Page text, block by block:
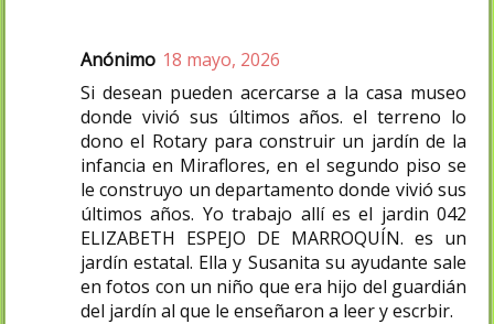
Anónimo 18 mayo, 2026
Si desean pueden acercarse a la casa museo
donde vivió sus últimos años. el terreno lo
dono el Rotary para construir un jardín de la
infancia en Miraflores, en el segundo piso se
le construyo un departamento donde vivió sus
últimos años. Yo trabajo allí es el jardin 042
ELIZABETH ESPEJO DE MARROQUÍN. es un
jardín estatal. Ella y Susanita su ayudante sale
en fotos con un niño que era hijo del guardián
del jardín al que le enseñaron a leer y escrbir.